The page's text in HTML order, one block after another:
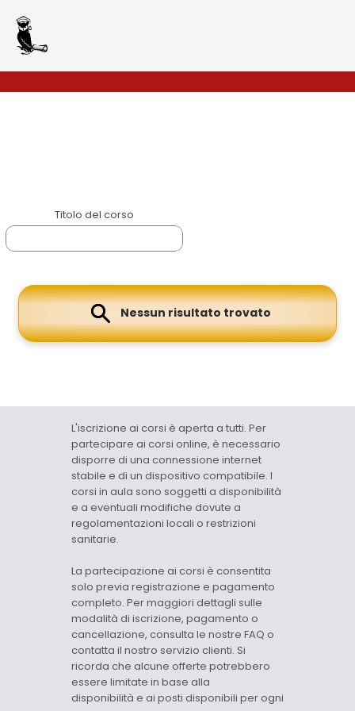
Titolo del corso
Nessun risultato trovato
L'iscrizione ai corsi è aperta a tutti. Per
partecipare ai corsi online, è necessario
disporre di una connessione internet
stabile e di un dispositivo compatibile. I
corsi in aula sono soggetti a disponibilità
e a eventuali modifiche dovute a
regolamentazioni locali o restrizioni
sanitarie.
La partecipazione ai corsi è consentita
solo previa registrazione e pagamento
completo. Per maggiori dettagli sulle
modalità di iscrizione, pagamento o
cancellazione, consulta le nostre FAQ o
contatta il nostro servizio clienti. Si
ricorda che alcune offerte potrebbero
essere limitate in base alla
disponibilità e ai posti disponibili per ogni
gestione Cookie per
cookie tecnici per fornire
alcuni servizi.
Continuando la
navigazione, o cliccando
Informativa sullaPrivacye
Cookie Policy . Il consenso
può essere revocato in
qualsiasi momento.
Accetta tutti
Preferenze Cookie